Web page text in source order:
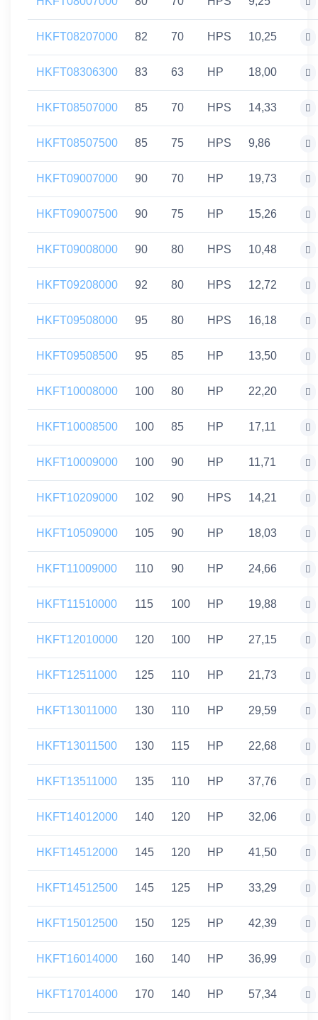
HKFT08207000 82 70 HPS 10,25
HKFT08306300 83 63 HP 18,00
HKFT08507000 85 70 HPS 14,33
HKFT08507500 85 75 HPS 9,86
HKFT09007000 90 70 HP 19,73
HKFT09007500 90 75 HP 15,26
HKFT09008000 90 80 HPS 10,48
HKFT09208000 92 80 HPS 12,72
HKFT09508000 95 80 HPS 16,18
HKFT09508500 95 85 HP 13,50
HKFT10008000 100 80 HP 22,20
HKFT10008500 100 85 HP 17,11
HKFT10009000 100 90 HP 11,71
HKFT10209000 102 90 HPS 14,21
HKFT10509000 105 90 HP 18,03
HKFT11009000 110 90 HP 24,66
HKFT11510000 115 100 HP 19,88
HKFT12010000 120 100 HP 27,15
HKFT12511000 125 110 HP 21,73
HKFT13011000 130 110 HP 29,59
HKFT13011500 130 115 HP 22,68
HKFT13511000 135 110 HP 37,76
HKFT14012000 140 120 HP 32,06
HKFT14512000 145 120 HP 41,50
HKFT14512500 145 125 HP 33,29
HKFT15012500 150 125 HP 42,39
HKFT16014000 160 140 HP 36,99
HKFT17014000 170 140 HP 57,34